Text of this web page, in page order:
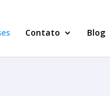
Contato Blog